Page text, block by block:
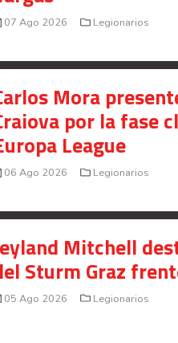
07 Ago 2026 Legionarios
Mora
por la fase
League
06 Ago 2026 Legionarios
Mitchell
Sturm Graz
05 Ago 2026 Legionarios